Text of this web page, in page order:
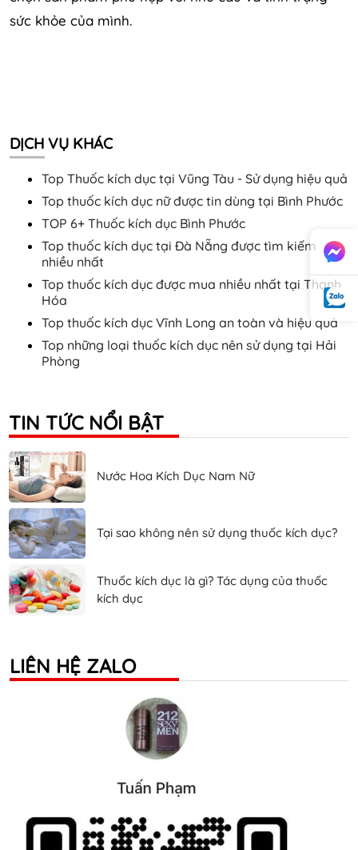
sức khỏe của mình.
DỊCH VỤ KHÁC
Top Thuốc kích dục tại Vũng Tàu - Sử dụng hiệu quả
Top thuốc kích dục nữ được tin dùng tại Bình Phước
TOP 6+ Thuốc kích dục Bình Phước
Top thuốc kích dục tại Đà Nẵng được tìm kiếm
nhiều nhất
Top thuốc kích dục được mua nhiều nhất tại Thanh
Hóa
Top thuốc kích dục Vĩnh Long an toàn và hiệu quả
Top những loại thuốc kích dục nên sử dụng tại Hải
Phòng
TIN TỨC NỔI BẬT
Nước Hoa Kích Dục Nam Nữ
Tại sao không nên sử dụng thuốc kích dục?
Thuốc kích dục là gì? Tác dụng của thuốc
kích dục
LIÊN HỆ ZALO